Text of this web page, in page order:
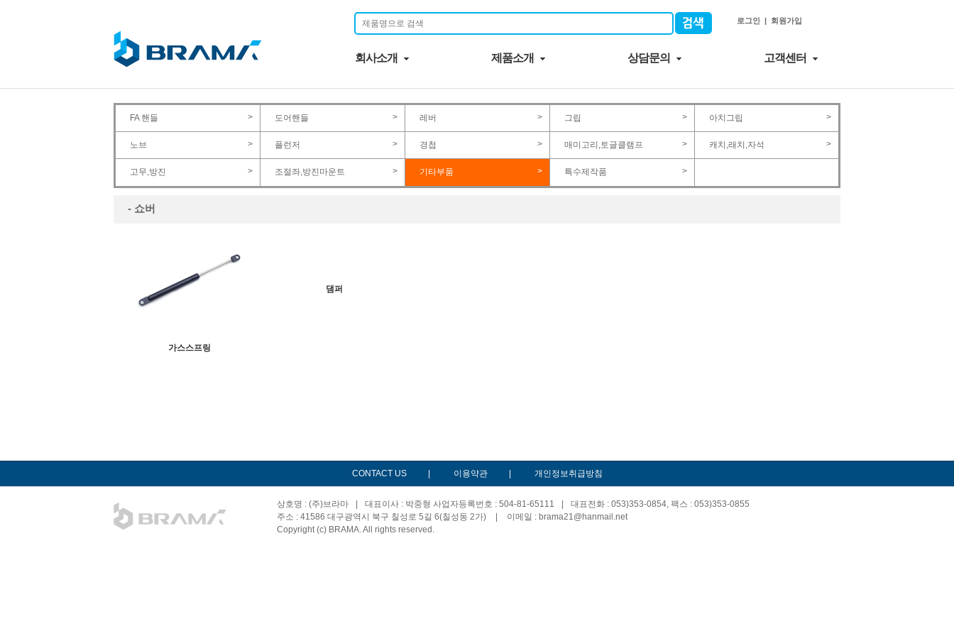
로그인 | 회원가입
회사소개 제품소개 상담문의 고객센터
FA 핸들 > 도어핸들 > 레버 > 그립 > 아치그립 >
노브 > 플런저 > 경첩 > 매미고리,토글클램프 > 캐치,래치,자석 >
고무,방진 > 조절좌,방진마운트 > 기타부품 > 특수제작품 >
- 쇼버
가스스프링
댐퍼
CONTACT US 이용약관 개인정보취급방침
상호명 : (주)브라마 대표이사 : 박중형 사업자등록번호 : 504-81-65111
대표전화 : 053)353-0854, 팩스 : 053)353-0855
주소 : 41586 대구광역시 북구 칠성로 5길 6(칠성동 2가)
이메일 : brama21@hanmail.net
Copyright (c) BRAMA. All rights reserved.